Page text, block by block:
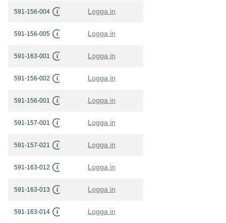
591-156-004 i Logga in
591-156-005 i Logga in
591-163-001 i Logga in
591-156-002 i Logga in
591-156-001 i Logga in
591-157-001 i Logga in
591-157-021 i Logga in
591-163-012 i Logga in
591-163-013 i Logga in
591-163-014 i Logga in